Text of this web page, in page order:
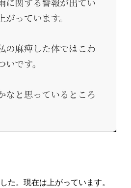
た。現在は上がっています。